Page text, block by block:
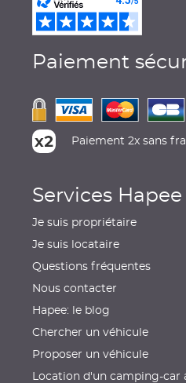
Paiement
Paiement 2x sans
Services Hapee
Je suis propriétaire
Je suis locataire
Questions fréquentes
Nous contacter
Hapee: le blog
Chercher un véhicule
Proposer un véhicule
Location d'un camping-car